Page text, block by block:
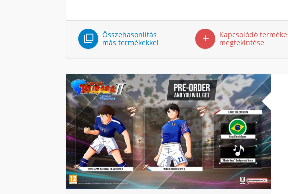

Összehasonlítás
más termékekkel

Kapcsolódó
megtekintése